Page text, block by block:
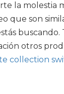
la molestia
que son
buscando.
otros
collection